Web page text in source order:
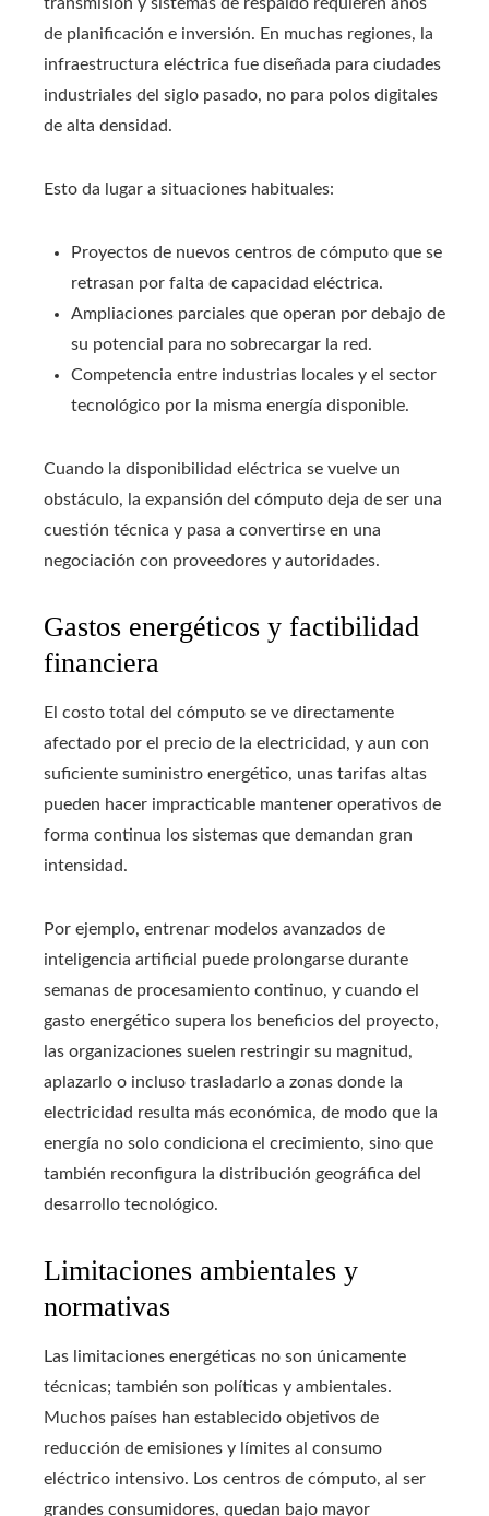
transmisión y sistemas de respaldo requieren años
de planificación e inversión. En muchas regiones, la
infraestructura eléctrica fue diseñada para ciudades
industriales del siglo pasado, no para polos digitales
de alta densidad.
Esto da lugar a situaciones habituales:
Proyectos de nuevos centros de cómputo que se
retrasan por falta de capacidad eléctrica.
Ampliaciones parciales que operan por debajo de
su potencial para no sobrecargar la red.
Competencia entre industrias locales y el sector
tecnológico por la misma energía disponible.
Cuando la disponibilidad eléctrica se vuelve un
obstáculo, la expansión del cómputo deja de ser una
cuestión técnica y pasa a convertirse en una
negociación con proveedores y autoridades.
Gastos energéticos y factibilidad
financiera
El costo total del cómputo se ve directamente
afectado por el precio de la electricidad, y aun con
suficiente suministro energético, unas tarifas altas
pueden hacer impracticable mantener operativos de
forma continua los sistemas que demandan gran
intensidad.
Por ejemplo, entrenar modelos avanzados de
inteligencia artificial puede prolongarse durante
semanas de procesamiento continuo, y cuando el
gasto energético supera los beneficios del proyecto,
las organizaciones suelen restringir su magnitud,
aplazarlo o incluso trasladarlo a zonas donde la
electricidad resulta más económica, de modo que la
energía no solo condiciona el crecimiento, sino que
también reconfigura la distribución geográfica del
desarrollo tecnológico.
Limitaciones ambientales y
normativas
Las limitaciones energéticas no son únicamente
técnicas; también son políticas y ambientales.
Muchos países han establecido objetivos de
reducción de emisiones y límites al consumo
eléctrico intensivo. Los centros de cómputo, al ser
grandes consumidores, quedan bajo mayor